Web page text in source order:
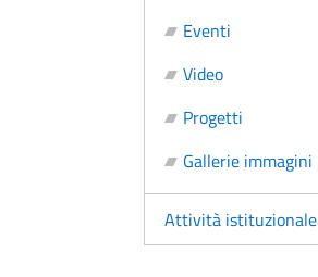
Eventi
Video
Progetti
Gallerie immagini
Attività istituzionale